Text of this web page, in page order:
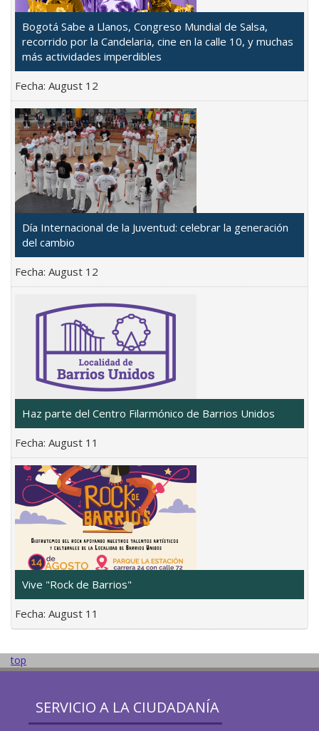
Bogotá Sabe a Llanos, Congreso Mundial de Salsa,
recorrido por la Candelaria, cine en la calle 10, y muchas
más actividades imperdibles
Fecha: August 12
Día Internacional de la Juventud: celebrar la generación
del cambio
Fecha: August 12
Haz parte del Centro Filarmónico de Barrios Unidos
Fecha: August 11
Vive "Rock de Barrios"
Fecha: August 11
top
SERVICIO A LA CIUDADANÍA